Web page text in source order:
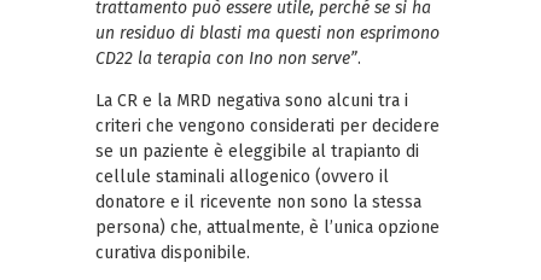
trattamento può essere utile, perché se si ha
un residuo di blasti ma questi non esprimono
CD22 la terapia con Ino non serve”.
La CR e la MRD negativa sono alcuni tra i
criteri che vengono considerati per decidere
se un paziente è eleggibile al trapianto di
cellule staminali allogenico (ovvero il
donatore e il ricevente non sono la stessa
persona) che, attualmente, è l’unica opzione
curativa disponibile.